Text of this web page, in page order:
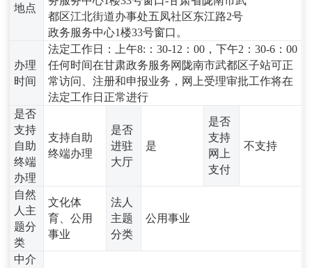
地点
都区江北街道办事处五凤社区东江路2号
政务服务中心1楼33号窗口。
办理
时间
法定工作日：上午8:：30-12：00，下午2：30-6：00
任何时间在甘肃政务服务网陇南市武都区子站可正
常访问、注册和申报业务，网上受理审批工作将在
法定工作日正常进行
是否
支持
自助
终端
办理
支持自助
终端办理
是否
进驻
大厅
是
是否
支持
网上
支付
不支持
自然
人主
题分
类
文化体
育、公用
事业
法人
主题
分类
公用事业
中介